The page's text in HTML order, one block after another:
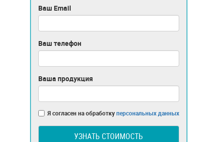
Ваш Email
Ваш телефон
Ваша продукция
Я согласен на обработкуперсональных данных
УЗНАТЬ СТОИМОСТЬ